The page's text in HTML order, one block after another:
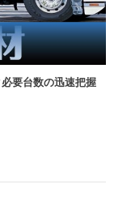
要台数の迅速把握